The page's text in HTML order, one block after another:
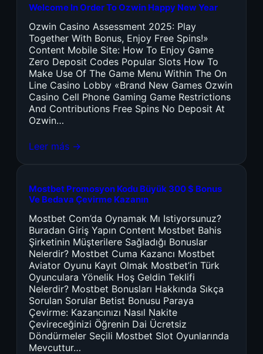
Welcome In Order To Ozwin Happy New Year
Ozwin Casino Assessment 2025: Play
Together With Bonus, Enjoy Free Spins!»
Content Mobile Site: How To Enjoy Game
Zero Deposit Codes Popular Slots How To
Make Use Of The Game Menu Within The On
Line Casino Lobby «Brand New Games Ozwin
Casino Cell Phone Gaming Game Restrictions
And Contributions Free Spins No Deposit At
Ozwin…
Leer más →
Mostbet Promosyon Kodu Büyük 300 $ Bonus
Ve Bedava Çevirme Kazanın
Mostbet Com’da Oynamak Mı Istiyorsunuz?
Buradan Giriş Yapın Content Mostbet Bahis
Şirketinin Müşterilere Sağladığı Bonuslar
Nelerdir? Mostbet Cuma Kazancı Mostbet
Aviator Oyunu Kayıt Olmak Mostbet’in Türk
Oyunculara Yönelik Hoş Geldin Teklifi
Nelerdir? Mostbet Bonusları Hakkında Sıkça
Sorulan Sorular Betist Bonusu Paraya
Çevirme: Kazancınızı Nasıl Nakite
Çevireceğinizi Öğrenin Dai Ücretsiz
Döndürmeler Seçili Mostbet Slot Oyunlarında
Mevcuttur…